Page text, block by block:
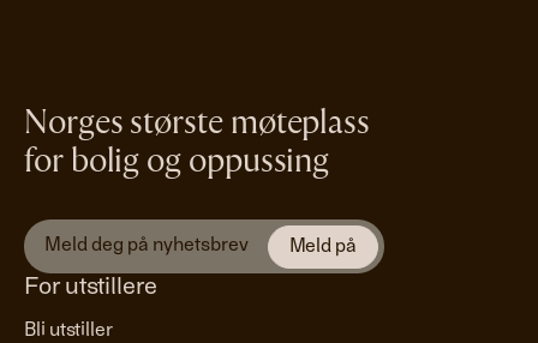
Norges største møteplass
for bolig og oppussing
For utstillere
Bli utstiller